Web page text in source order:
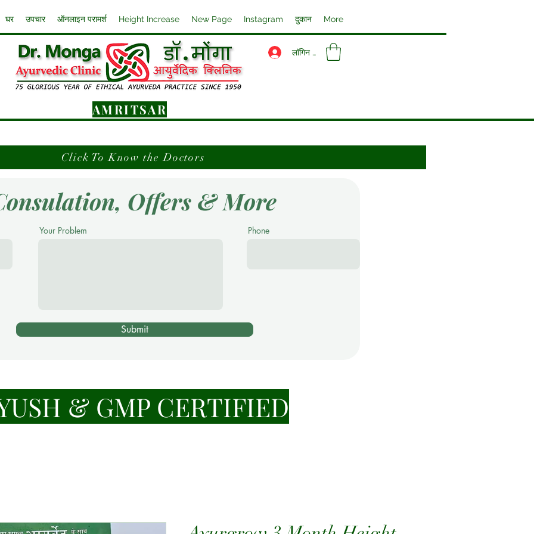
घर उपचार ऑनलाइन परामर्श Height Increase New Page Instagram दुकान More
लॉगिन करें
AMRITSAR
Click To Know the Doctors
Offers & More
Your Problem Phone
Submit
& GMP CERTIFIED